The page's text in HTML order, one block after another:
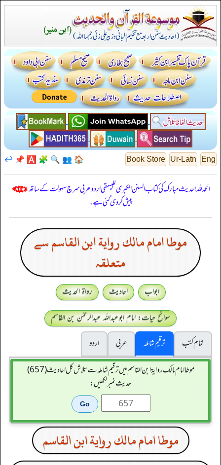
Eng
Ur-Latn
Book Store
🏠
👥
🔍
🧩
🅰️
📌
↩️
الحمدللہ! حدیث مبارک کی کتاب السنن الكبرى للبيهقي اردو عربی سرچ سہولت کے ساتھ
پیش کر دی گئی ہے۔
موطا امام مالك رواية ابن القاسم سے
متعلقہ
ابواب احادیث
رواۃ الحدیث
سوانح حیات: امام ابوعبداللہ عبدالرحمٰن بن القاسم
تمام کتب
ترقیم شاملہ عربی
اردو
موطا امام مالك رواية ابن القاسم میں ترقیم شاملہ سے تلاش کل احادیث (657)
حدیث نمبر لکھیں:
موطا امام مالك رواية ابن القاسم